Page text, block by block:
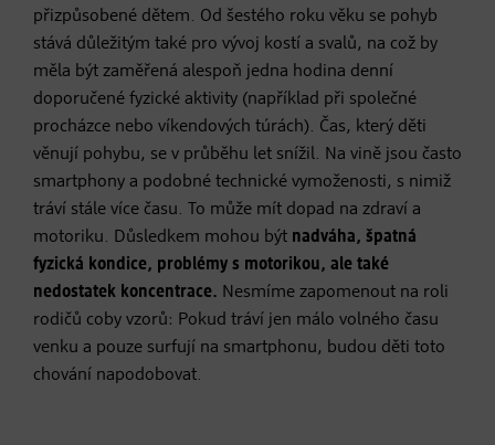
přizpůsobené dětem. Od šestého roku věku se pohyb
stává důležitým také pro vývoj kostí a svalů, na což by
měla být zaměřená alespoň jedna hodina denní
doporučené fyzické aktivity (například při společné
procházce nebo víkendových túrách). Čas, který děti
věnují pohybu, se v průběhu let snížil. Na vině jsou často
smartphony a podobné technické vymoženosti, s nimiž
tráví stále více času. To může mít dopad na zdraví a
motoriku. Důsledkem mohou být nadváha, špatná
fyzická kondice, problémy s motorikou, ale také
nedostatek koncentrace. Nesmíme zapomenout na roli
rodičů coby vzorů: Pokud tráví jen málo volného času
venku a pouze surfují na smartphonu, budou děti toto
chování napodobovat.